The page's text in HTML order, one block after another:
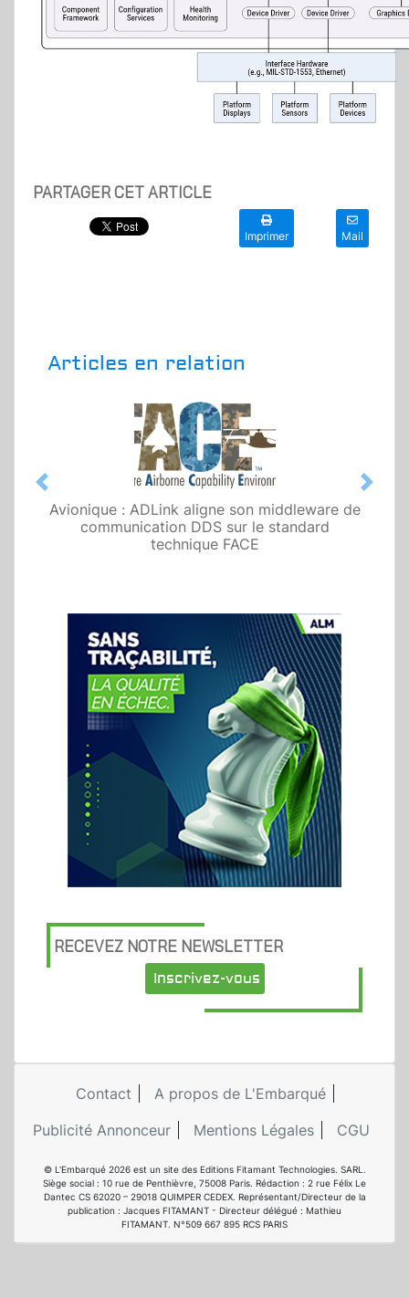
PARTAGER CET ARTICLE
Imprimer Mail
Articles en relation
Avionique : ADLink aligne son middleware de
communication DDS sur le standard
technique FACE
Previous Next
RECEVEZ NOTRE NEWSLETTER
Inscrivez-vous
Contact
A propos de L'Embarqué
Publicité Annonceur
Mentions Légales CGU
© L'Embarqué 2026 est un site des Editions Fitamant Technologies. SARL.
Siège social : 10 rue de Penthièvre, 75008 Paris. Rédaction : 2 rue Félix Le
Dantec CS 62020 – 29018 QUIMPER CEDEX. Représentant/Directeur de la
publication : Jacques FITAMANT - Directeur délégué : Mathieu
FITAMANT. N°509 667 895 RCS PARIS